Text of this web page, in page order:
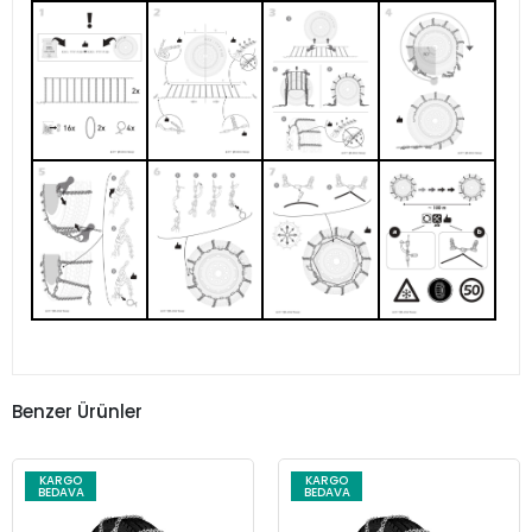
Benzer Ürünler
KARGO
BEDAVA
KARGO
BEDAVA